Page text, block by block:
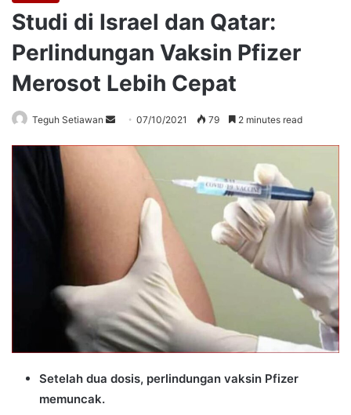
Studi di Israel dan Qatar:
Perlindungan Vaksin Pfizer
Merosot Lebih Cepat
Teguh Setiawan
Send
email
07/10/2021 79 2 minutes read
Setelah dua dosis, perlindungan vaksin Pfizer
memuncak.